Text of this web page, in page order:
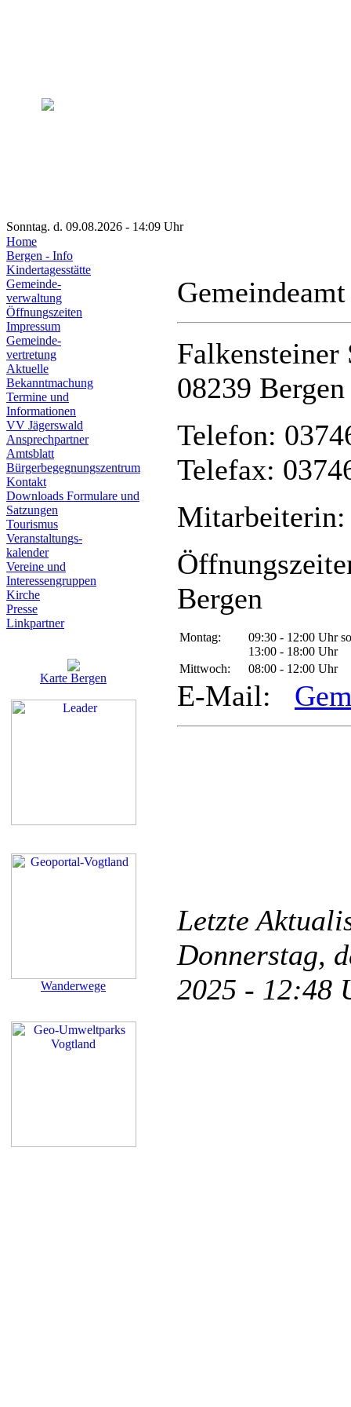
Sonntag. d. 09.08.2026 - 14:09 Uhr
Home
Bergen - Info
Kindertagesstätte
Gemeinde-
verwaltung
Öffnungszeiten
Impressum
Gemeinde-
vertretung
Aktuelle
Bekanntmachung
Termine und
Informationen
VV Jägerswald
Ansprechpartner
Amtsblatt
Bürgerbegegnungszentrum
Kontakt
Downloads Formulare und
Satzungen
Tourismus
Veranstaltungs-
kalender
Vereine und
Interessen­gruppen
Kirche
Presse
Linkpartner
Karte Bergen
Wanderwege
Falkensteiner
08239 Bergen
Telefon:
Telefax:
Mitarbeiterin:
Bergen
Montag:
09:30 - 12:00 Uhr
13:00 - 18:00 Uhr
Mittwoch:
08:00 - 12:00 Uhr
E-Mail:
Letzte
Donnerstag,
2025 -